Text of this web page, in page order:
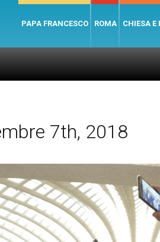
PAPA FRANCESCO ROMA CHIESA E
Il
7th, 2018